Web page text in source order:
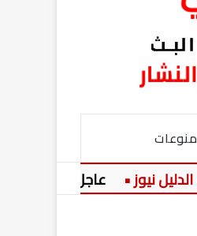
منوعات
عاجل: